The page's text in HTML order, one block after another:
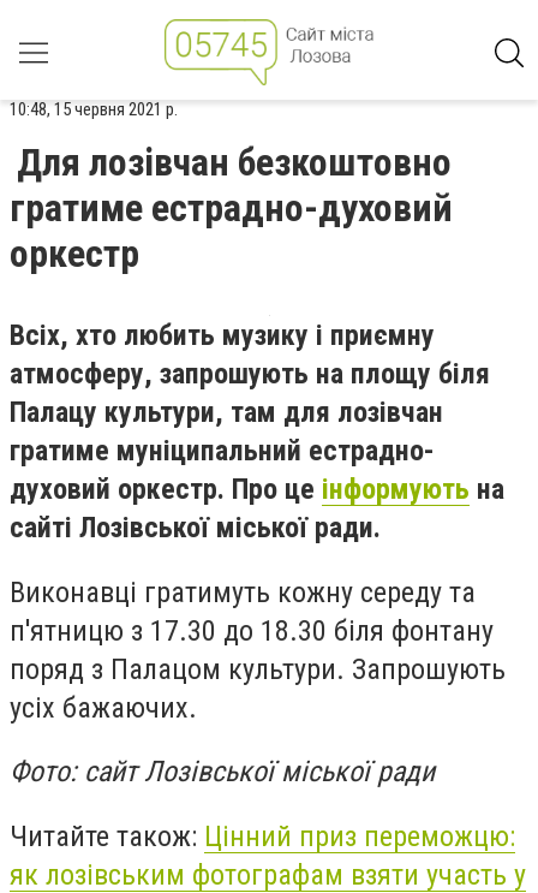
10:48, 15 червня 2021 р.
Для лозівчан безкоштовно
гратиме естрадно-духовий
оркестр
Всіх, хто любить музику і приємну
атмосферу, запрошують на площу біля
Палацу культури, там для лозівчан
гратиме муніципальний естрадно-
духовий оркестр. Про це інформують на
сайті Лозівської міської ради.
Виконавці гратимуть кожну середу та
п'ятницю з 17.30 до 18.30 біля фонтану
поряд з Палацом культури. Запрошують
усіх бажаючих.
Фото: сайт Лозівської міської ради
Читайте також: Цінний приз переможцю:
як лозівським фотографам взяти участь у